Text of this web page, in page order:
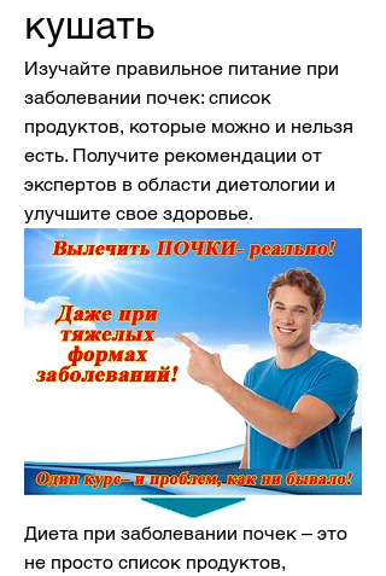
кушать
Изучайте правильное питание при
заболевании почек: список
продуктов, которые можно и нельзя
есть. Получите рекомендации от
экспертов в области диетологии и
улучшите свое здоровье.
Диета при заболевании почек – это
не просто список продуктов,